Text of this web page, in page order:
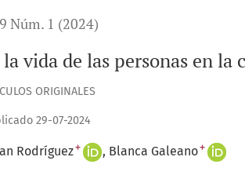
Núm. 1 (2024)
vida de las personas en la
ORIGINALES
29-07-2024
Rodríguez+ Blanca Galeano+